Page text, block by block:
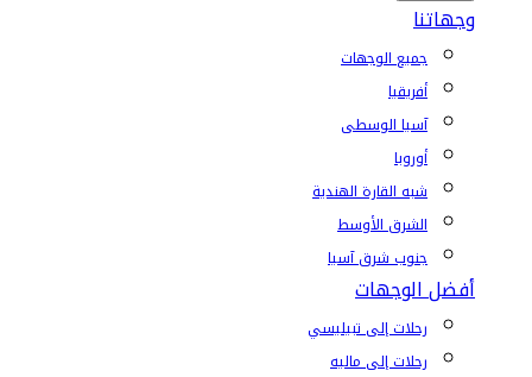
وجهاتنا
جميع الوجهات
أفريقيا
آسيا الوسطى
أوروبا
شبه القارة الهندية
الشرق الأوسط
جنوب شرق آسيا
أفضل الوجهات
رحلات إلى تبيليسي
رحلات إلى ماليه